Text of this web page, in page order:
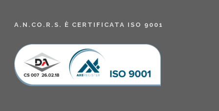
A.N.CO.R.S. È CERTIFICATA ISO 9001